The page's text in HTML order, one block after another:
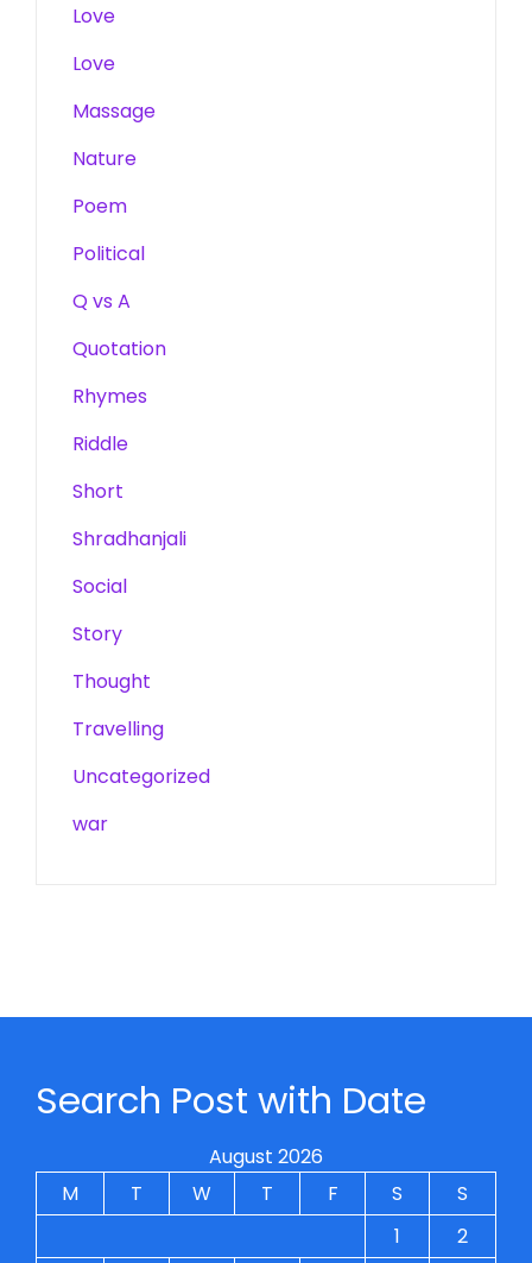
Love
Love
Massage
Nature
Poem
Political
Q vs A
Quotation
Rhymes
Riddle
Short
Shradhanjali
Social
Story
Thought
Travelling
Uncategorized
war
Search Post with Date
August 2026
M
T W T F S
S
1
2